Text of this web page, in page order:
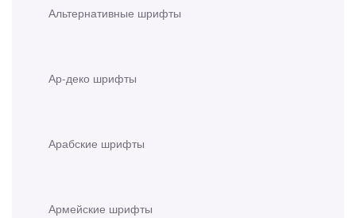
Альтернативные шрифты
Ар-деко шрифты
Арабские шрифты
Армейские шрифты